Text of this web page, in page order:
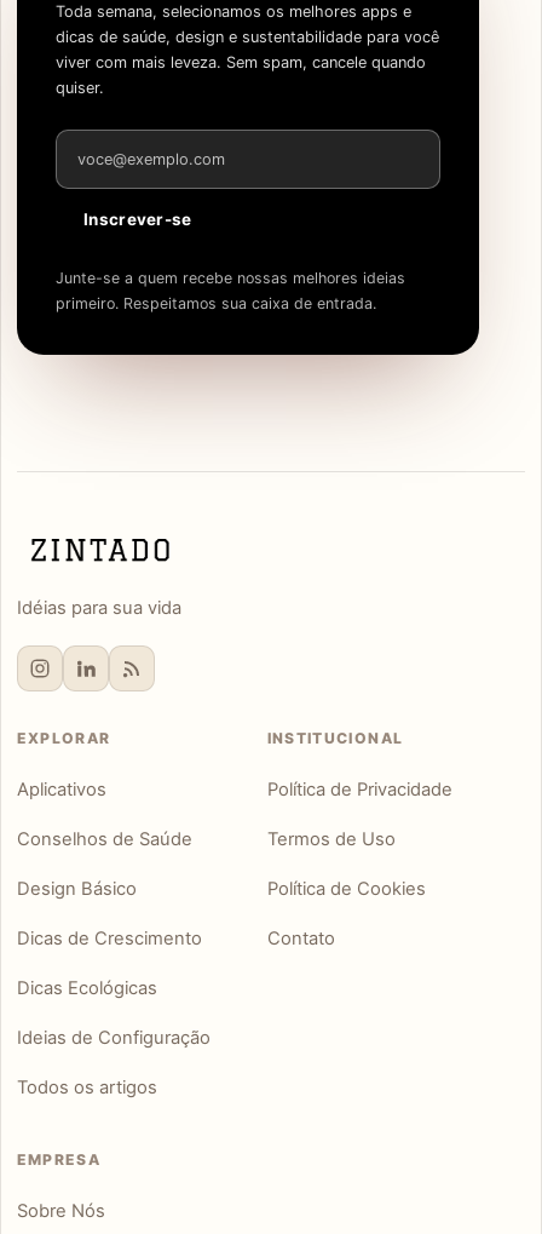
Toda semana, selecionamos os melhores apps e
dicas de saúde, design e sustentabilidade para você
viver com mais leveza. Sem spam, cancele quando
quiser.
Endereço de e-mail
Inscrever-se
Junte-se a quem recebe nossas melhores ideias
primeiro. Respeitamos sua caixa de entrada.
Idéias para sua vida
EXPLORAR
Aplicativos
Conselhos de Saúde
Design Básico
Dicas de Crescimento
Dicas Ecológicas
Ideias de Configuração
Todos os artigos
INSTITUCIONAL
Política de Privacidade
Termos de Uso
Política de Cookies
Contato
EMPRESA
Sobre Nós